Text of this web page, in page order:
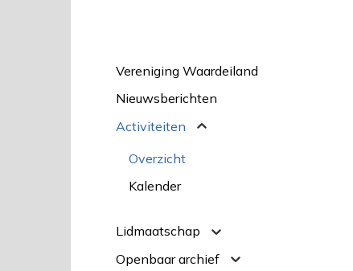
Vereniging Waardeiland
Nieuwsberichten
Activiteiten
Overzicht
Kalender
Lidmaatschap
Openbaar archief